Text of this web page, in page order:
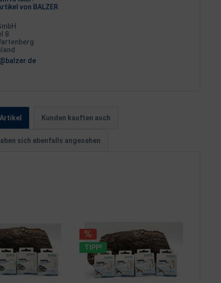
von BALZER
8
Kunden kauften auch
sich ebenfalls angesehen
TIPP!